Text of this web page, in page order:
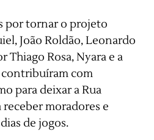
por tornar o projeto
João Roldão, Leonardo
Thiago Rosa, Nyara e a
com
para deixar a Rua
moradores e
de jogos.